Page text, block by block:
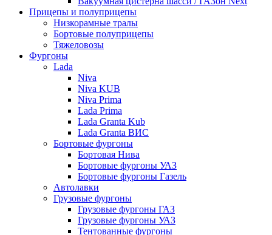
Прицепы и полуприцепы
Низкорамные тралы
Бортовые полуприцепы
Тяжеловозы
Фургоны
Lada
Niva
Niva KUB
Niva Prima
Lada Prima
Lada Granta Kub
Lada Granta ВИС
Бортовые фургоны
Бортовая Нива
Бортовые фургоны УАЗ
Бортовые фургоны Газель
Автолавки
Грузовые фургоны
Грузовые фургоны ГАЗ
Грузовые фургоны УАЗ
Тентованные фургоны